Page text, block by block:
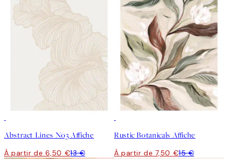
Abstract Lines No3 Affiche
À partir de 6,50 €13 €
Rustic Botanicals Affiche
À partir de 7,50 €15 €